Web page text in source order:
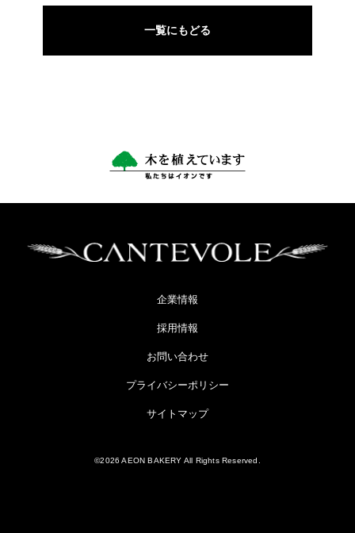
一覧にもどる
企業情報
採用情報
お問い合わせ
プライバシーポリシー
サイトマップ
©2026 AEON BAKERY All Rights Reserved.